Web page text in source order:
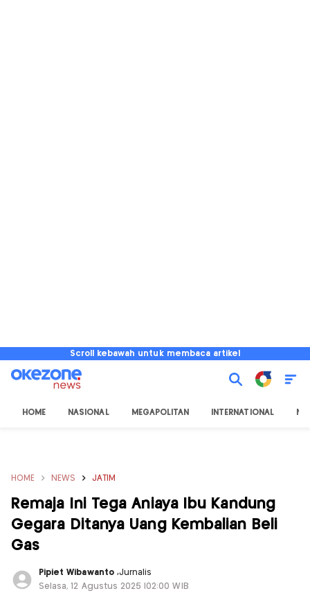
Scroll kebawah untuk membaca artikel
HOME NASIONAL MEGAPOLITAN INTERNATIONAL
HOME NEWS JATIM
Remaja Ini Tega Aniaya Ibu Kandung
Gegara Ditanya Uang Kembalian Beli
Gas
Pipiet Wibawanto ,Jurnalis
Selasa, 12 Agustus 2025 |02:00 WIB